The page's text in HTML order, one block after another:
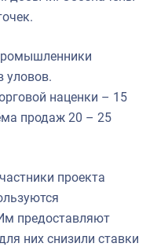
уловов.
наценки – 15
продаж 20 – 25
проекта
предоставляют
них снизили ставки